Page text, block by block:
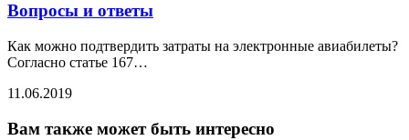
Вопросы и ответы
Как можно подтвердить затраты на электронные авиабилеты?
Согласно статье 167…
11.06.2019
Вам также может быть интересно